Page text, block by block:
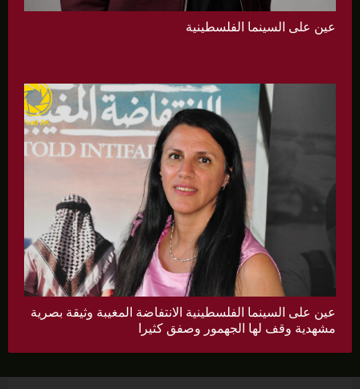
عين على السينما الفلسطينية
عين على السينما الفلسطينية الانتفاضة المغيبة وثيقة بصرية
مشهدية وقف لها الجهمور وصفق كثيرا